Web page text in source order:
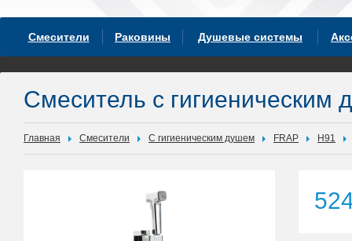
Смесители Раковины Душевые системы
Смеситель с гигиеническим
Главная Смесители С гигиеническим душем FRAP H91